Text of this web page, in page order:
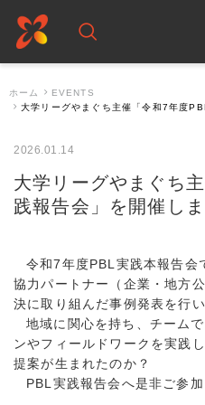
ホーム
EVENTS
大学リーグやまぐち主催「令和7年度
2026.01.14
大学リーグやまぐち
践報告会」を開催しま
令和7年度PBL実践本報告会
協力パートナー（企業・地方
決に取り組んだ事例発表を行い
地域に関心を持ち、チーム
ンやフィールドワークを実践
提案が生まれたのか？
PBL実践報告会へ是非ご参加